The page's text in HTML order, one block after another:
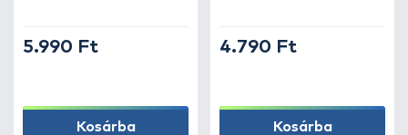
5.990 Ft
Kosárba
4.790 Ft
Kosárba